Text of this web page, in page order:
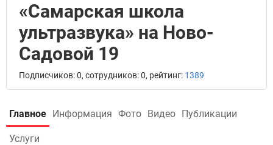
«Самарская школа
ультразвука» на Ново-
Садовой 19
Подписчиков: 0, сотрудников: 0, рейтинг: 1389
Главное Информация Фото Видео Публикации
Услуги